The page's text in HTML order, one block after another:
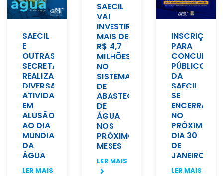
SAECIL
E
OUTRAS
SECRETARIAS
REALIZAM
DIVERSAS
ATIVIDADES
EM
ALUSÃO
AO DIA
MUNDIAL
DA
ÁGUA
LER MAIS
SAECIL
VAI
INVESTIR
MAIS DE
R$ 4,7
MILHÕES
NO
SISTEMA
DE
ABASTECIMENTO
DE
ÁGUA
NOS
PRÓXIMOS
MESES
LER MAIS
INSCRIÇÕES
PARA
CONCURSO
PÚBLICO
DA
SAECIL
SE
ENCERRAM
NO
PRÓXIMO
DIA 30
DE
JANEIRO
LER MAIS